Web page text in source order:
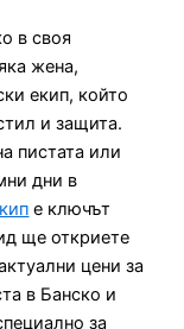
в своя
жена,
екип, който
и защита.
пистата или
дни в
е ключът
ще откриете
цени за
в Банско и
за